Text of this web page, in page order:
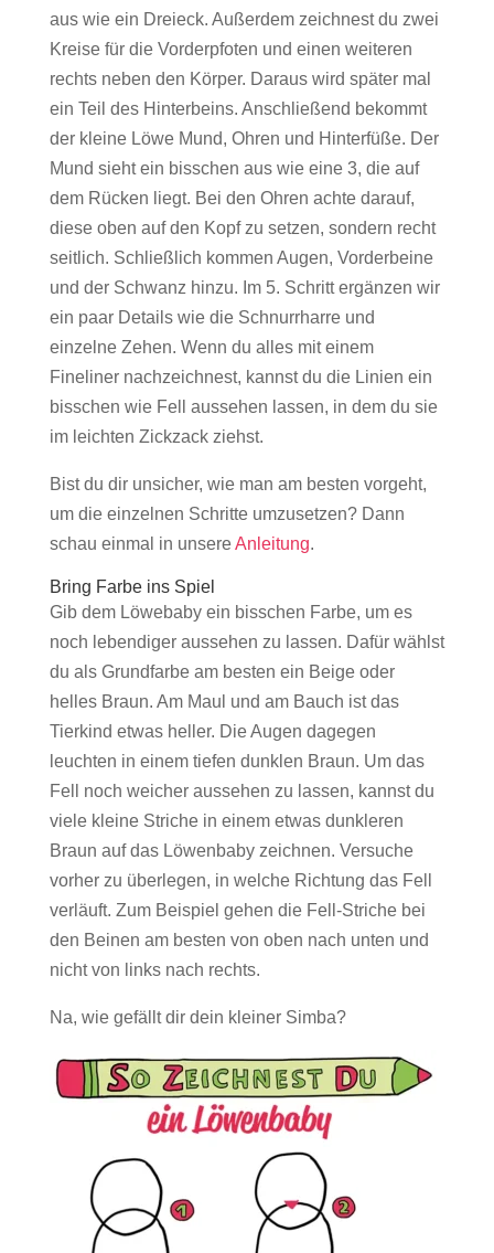
aus wie ein Dreieck. Außerdem zeichnest du zwei
Kreise für die Vorderpfoten und einen weiteren
rechts neben den Körper. Daraus wird später mal
ein Teil des Hinterbeins. Anschließend bekommt
der kleine Löwe Mund, Ohren und Hinterfüße. Der
Mund sieht ein bisschen aus wie eine 3, die auf
dem Rücken liegt. Bei den Ohren achte darauf,
diese oben auf den Kopf zu setzen, sondern recht
seitlich. Schließlich kommen Augen, Vorderbeine
und der Schwanz hinzu. Im 5. Schritt ergänzen wir
ein paar Details wie die Schnurrharre und
einzelne Zehen. Wenn du alles mit einem
Fineliner nachzeichnest, kannst du die Linien ein
bisschen wie Fell aussehen lassen, in dem du sie
im leichten Zickzack ziehst.
Bist du dir unsicher, wie man am besten vorgeht,
um die einzelnen Schritte umzusetzen? Dann
schau einmal in unsereAnleitung.
Bring Farbe ins Spiel
Gib dem Löwebaby ein bisschen Farbe, um es
noch lebendiger aussehen zu lassen. Dafür wählst
du als Grundfarbe am besten ein Beige oder
helles Braun. Am Maul und am Bauch ist das
Tierkind etwas heller. Die Augen dagegen
leuchten in einem tiefen dunklen Braun. Um das
Fell noch weicher aussehen zu lassen, kannst du
viele kleine Striche in einem etwas dunkleren
Braun auf das Löwenbaby zeichnen. Versuche
vorher zu überlegen, in welche Richtung das Fell
verläuft. Zum Beispiel gehen die Fell-Striche bei
den Beinen am besten von oben nach unten und
nicht von links nach rechts.
Na, wie gefällt dir dein kleiner Simba?